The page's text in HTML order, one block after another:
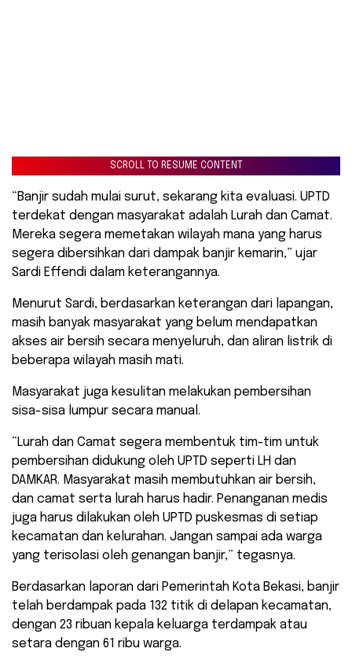
SCROLL TO RESUME CONTENT
“Banjir sudah mulai surut, sekarang kita evaluasi. UPTD
terdekat dengan masyarakat adalah Lurah dan Camat.
Mereka segera memetakan wilayah mana yang harus
segera dibersihkan dari dampak banjir kemarin,” ujar
Sardi Effendi dalam keterangannya.
Menurut Sardi, berdasarkan keterangan dari lapangan,
masih banyak masyarakat yang belum mendapatkan
akses air bersih secara menyeluruh, dan aliran listrik di
beberapa wilayah masih mati.
Masyarakat juga kesulitan melakukan pembersihan
sisa-sisa lumpur secara manual.
“Lurah dan Camat segera membentuk tim-tim untuk
pembersihan didukung oleh UPTD seperti LH dan
DAMKAR. Masyarakat masih membutuhkan air bersih,
dan camat serta lurah harus hadir. Penanganan medis
juga harus dilakukan oleh UPTD puskesmas di setiap
kecamatan dan kelurahan. Jangan sampai ada warga
yang terisolasi oleh genangan banjir,” tegasnya.
Berdasarkan laporan dari Pemerintah Kota Bekasi, banjir
telah berdampak pada 132 titik di delapan kecamatan,
dengan 23 ribuan kepala keluarga terdampak atau
setara dengan 61 ribu warga.